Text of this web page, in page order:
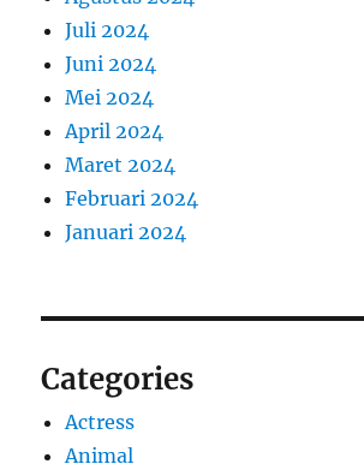
Juli 2024
Juni 2024
Mei 2024
April 2024
Maret 2024
Februari 2024
Januari 2024
Categories
Actress
Animal